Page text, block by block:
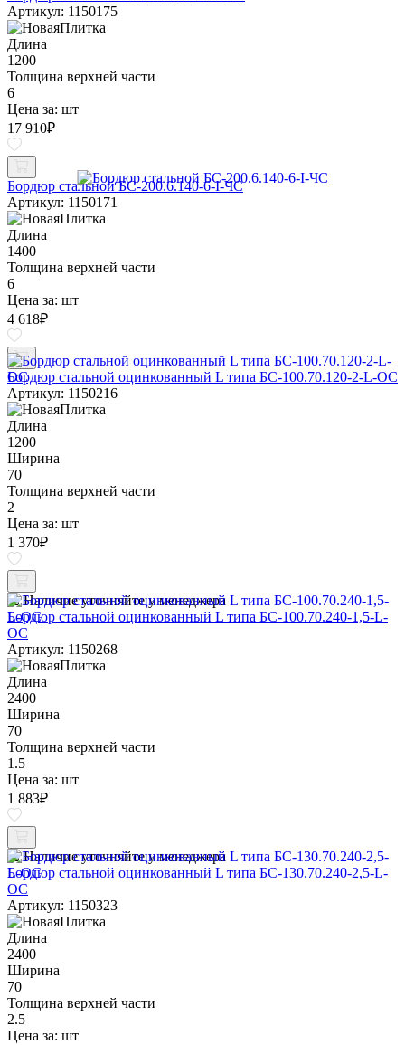
Артикул: 1150175
Длина
1200
Толщина верхней части
6
Цена за: шт
17 910₽
Бордюр стальной БС-200.6.140-6-I-ЧС
Артикул: 1150171
Длина
1400
Толщина верхней части
6
Цена за: шт
4 618₽
Бордюр стальной оцинкованный L типа БС-100.70.120-2-L-ОС
Артикул: 1150216
Длина
1200
Ширина
70
Толщина верхней части
2
Цена за: шт
1 370₽
Наличие уточняйте у менеджера
Бордюр стальной оцинкованный L типа БС-100.70.240-1,5-L-
ОС
Артикул: 1150268
Длина
2400
Ширина
70
Толщина верхней части
1.5
Цена за: шт
1 883₽
Наличие уточняйте у менеджера
Бордюр стальной оцинкованный L типа БС-130.70.240-2,5-L-
ОС
Артикул: 1150323
Длина
2400
Ширина
70
Толщина верхней части
2.5
Цена за: шт